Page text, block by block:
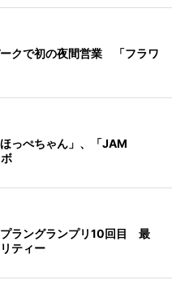
クで初の夜間営業 「フラワ
っぺちゃん」、「JAM
ラングランプリ10回目 最
ティー